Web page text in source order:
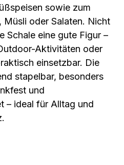
sowie zum
Müsli oder Salaten. Nicht
Schale eine gute Figur –
Aktivitäten oder
einsetzbar. Die
stapelbar, besonders
und
– ideal für Alltag und